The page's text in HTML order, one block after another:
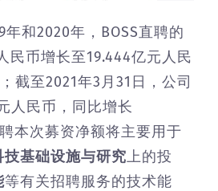
和2020年，BOSS直聘的
民币增长至19.444亿元人民
截至2021年3月31日，公司
人民币，同比增长
本次募资净额将主要用于
技基础设施与研究上的投
等有关招聘服务的技术能